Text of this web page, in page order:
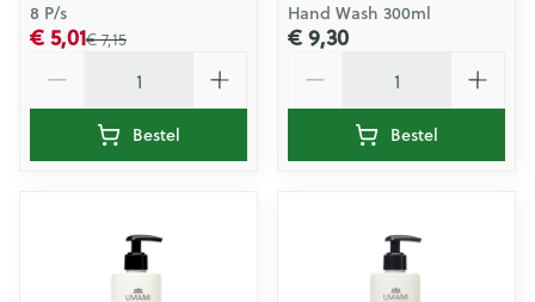
8 P/s
€ 7,15
€ 5,01
Bestel
Hand Wash 300ml
€ 9,30
Bestel